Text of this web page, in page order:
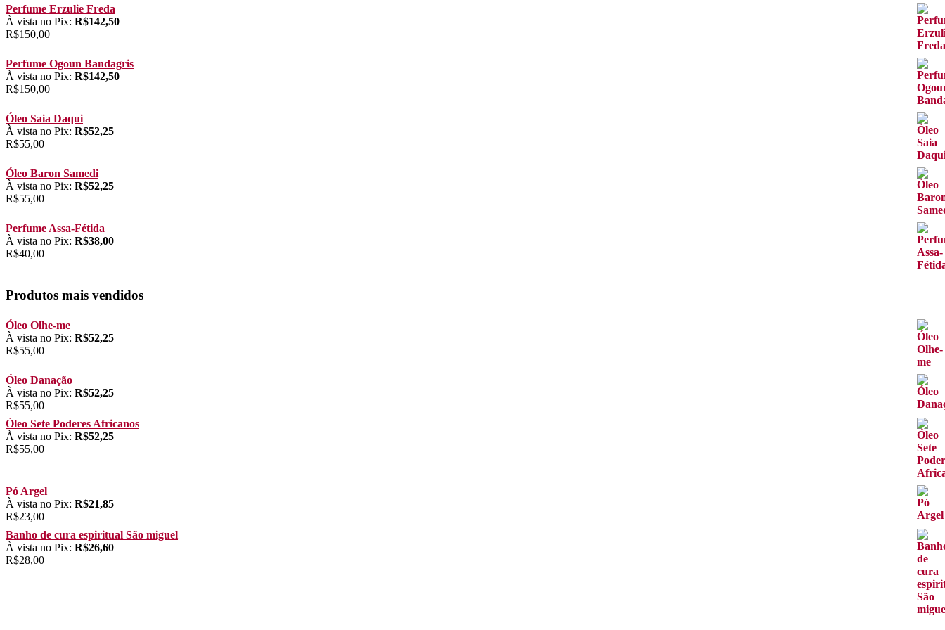
Perfume Erzulie Freda
À vista no Pix: R$142,50
R$150,00
Perfume Ogoun Bandagris
À vista no Pix: R$142,50
R$150,00
Óleo Saia Daqui
À vista no Pix: R$52,25
R$55,00
Óleo Baron Samedi
À vista no Pix: R$52,25
R$55,00
Perfume Assa-Fétida
À vista no Pix: R$38,00
R$40,00
Produtos mais vendidos
Óleo Olhe-me
À vista no Pix: R$52,25
R$55,00
Óleo Danação
À vista no Pix: R$52,25
R$55,00
Óleo Sete Poderes Africanos
À vista no Pix: R$52,25
R$55,00
Pó Argel
À vista no Pix: R$21,85
R$23,00
Banho de cura espiritual São miguel
À vista no Pix: R$26,60
R$28,00